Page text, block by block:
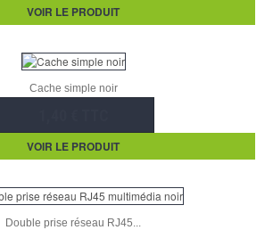
VOIR LE PRODUIT
Cache simple noir
VOIR LE PRODUIT
Double prise réseau RJ45...